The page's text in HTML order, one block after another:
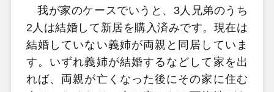
我が家のケースでいうと、3人兄弟のうち
2人は結婚して新居を購入済みです。現在は
結婚していない義姉が両親と同居していま
す。いずれ義姉が結婚するなどして家を出
れば、両親が亡くなった後にその家に住む